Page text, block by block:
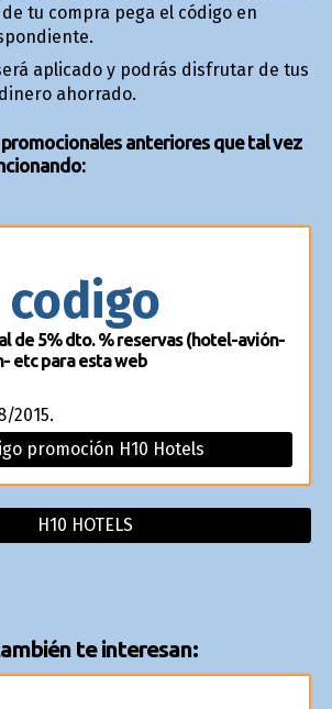
de tu compra pega el código en
aplicado y podrás disfrutar de tus
ahorrado.
anteriores que tal vez
codigo
de 5% dto. % reservas (hotel-avión-
etc para esta web
2015.
promoción H10 Hotels
H10 HOTELS
te interesan: